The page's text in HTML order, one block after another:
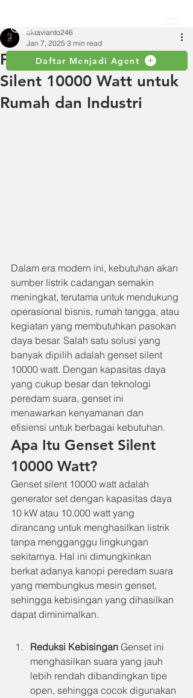
Daftar Menjadi Agent
Panduan Memilih Genset
Silent 10000 Watt untuk
Rumah dan Industri
oktavianto246
Jan 7, 2025 3 min read
Dalam era modern ini, kebutuhan akan
sumber listrik cadangan semakin
meningkat, terutama untuk mendukung
operasional bisnis, rumah tangga, atau
kegiatan yang membutuhkan pasokan
daya besar. Salah satu solusi yang
banyak dipilih adalah genset silent
10000 watt. Dengan kapasitas daya
yang cukup besar dan teknologi
peredam suara, genset ini
menawarkan kenyamanan dan
efisiensi untuk berbagai kebutuhan.
Apa Itu Genset Silent
10000 Watt?
Genset silent 10000 watt adalah
generator set dengan kapasitas daya
10 kW atau 10.000 watt yang
dirancang untuk menghasilkan listrik
tanpa mengganggu lingkungan
sekitarnya. Hal ini dimungkinkan
berkat adanya kanopi peredam suara
yang membungkus mesin genset,
sehingga kebisingan yang dihasilkan
dapat diminimalkan.
Reduksi Kebisingan Genset ini
menghasilkan suara yang jauh
lebih rendah dibandingkan tipe
open, sehingga cocok digunakan